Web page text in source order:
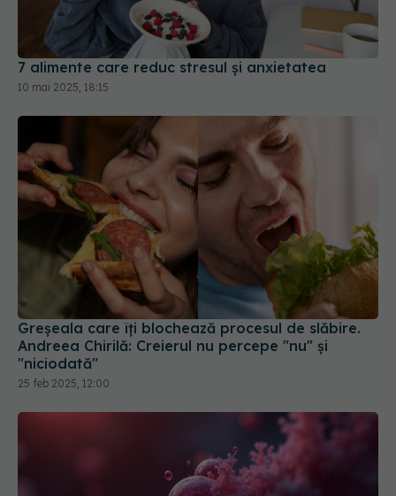
7 alimente care reduc stresul și anxietatea
10 mai 2025, 18:15
Greșeala care îți blochează procesul de slăbire.
Andreea Chirilă: Creierul nu percepe "nu" și
"niciodată"
25 feb 2025, 12:00